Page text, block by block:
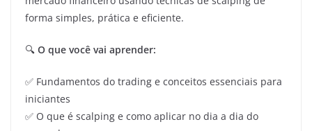
forma simples, prática e eficiente.
🔍 O que você vai aprender:
✅ Fundamentos do trading e conceitos essenciais para
iniciantes
✅ O que é scalping e como aplicar no dia a dia do